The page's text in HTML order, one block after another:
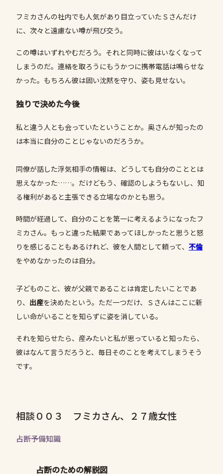
フミカさんの社内でも人気があり目立っていたＳさんだけ
に、次々と遠慮ない噂が飛び交う。
この噂はいずれやむだろう。それと同時に彼はいなくなって
しまうのだ。連絡を取ろうにもうかつに携帯電話は鳴らせな
かった。もちろん彼は固い沈黙を守り、姿も見せない。
独りで決めた今後
私と違う人とも会っていたということか。奥さんが知ったの
は本当に自分のことじゃないのだろうか。
同僚が話した浮気相手の情報は、どうしても自分のこととは
思えなかった……。だけどもう、確認のしようもないし、知
る権利があると主張できる立場なのかとも思う。
時間が経過して、自分のことを第一に考えるようになったフ
ミカさん。もっと違った結果であってほしかったと思うと怒
りを感じることもあるけれど、彼を人間として頼って、 不倫
をやめなかったのは自分。
子どものこと、彼が父親であることは肯定したいことであ
り、 出産を決めたという。ただ一つだけ、Ｓさんはここに新
しい命がいることを知らずに姿を消している。
それを知らせたら、産みたいと私が思っていると知ったら、
彼はなんて言うだろうと、毎日そのことを考えてしまうそう
です。
相談００３ フミカさん、２７歳女性
占断予備知識
占断のための解説図